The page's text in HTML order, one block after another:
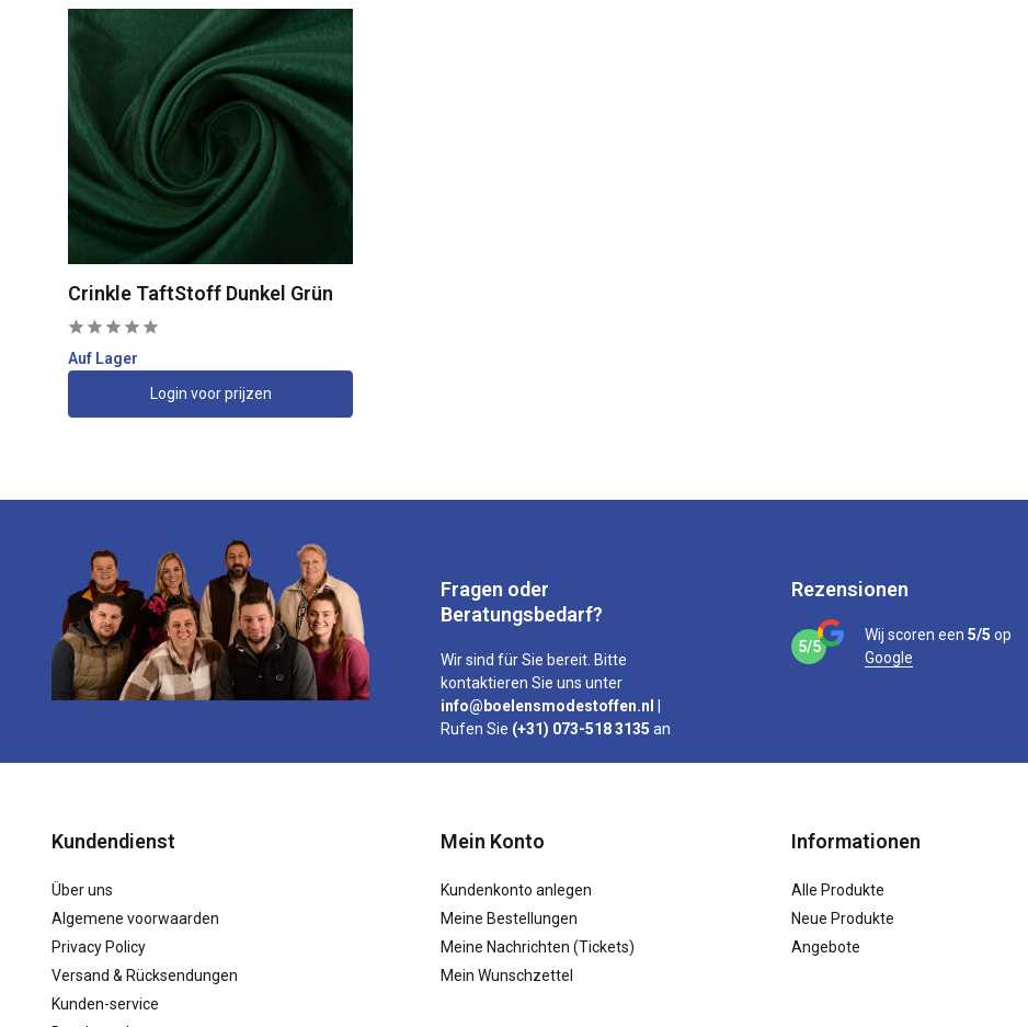
Crinkle TaftStoff Dunkel Grün
Auf Lager
Login voor prijzen
Fragen oder
Beratungsbedarf?
Wir sind für Sie bereit. Bitte
kontaktieren Sie uns unter
info@boelensmodestoffen.nl
Rufen Sie (+31) 073-518 3135 an
Rezensionen
5/5
Wij scoren een 5/5 op
Google
Kundendienst
Über uns
Algemene voorwaarden
Privacy Policy
Versand & Rücksendungen
Kunden-service
Mein Konto
Kundenkonto anlegen
Meine Bestellungen
Meine Nachrichten (Tickets)
Mein Wunschzettel
Informationen
Alle Produkte
Neue Produkte
Angebote